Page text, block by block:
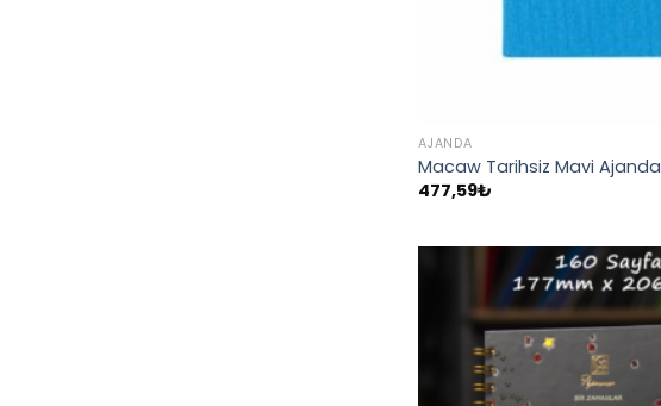
AJANDA
Macaw Tarihsiz Mavi Ajanda
477,59₺